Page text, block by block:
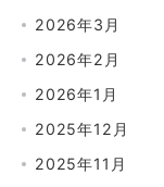
2026年3月
2026年2月
2026年1月
2025年12月
2025年11月